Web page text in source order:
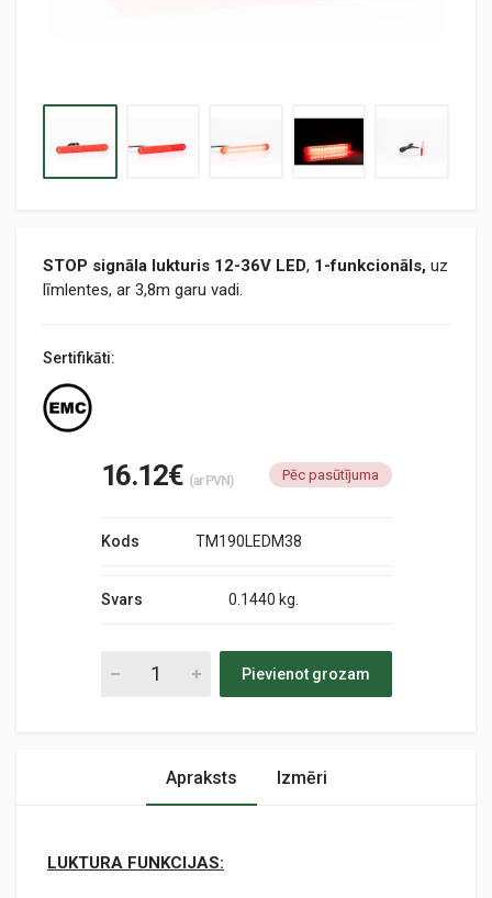
STOP signāla lukturis 12-36V LED, 1-funkcionāls, uz
līmlentes, ar 3,8m garu vadi.
Sertifikāti:
16.12€ (ar PVN) Pēc pasūtījuma
Kods TM190LEDM38
Svars 0.1440 kg.
Pievienot grozam
Apraksts Izmēri
LUKTURA FUNKCIJAS: